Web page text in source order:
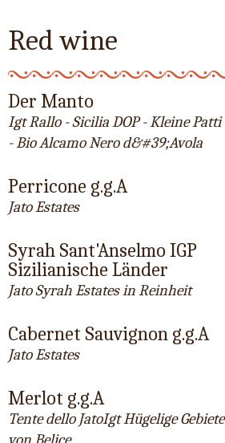
Red wine
Der Manto
Igt Rallo - Sicilia DOP - Kleine Patti
- Bio Alcamo Nero d&#39;Avola
Perricone g.g.A
Jato Estates
Syrah Sant'Anselmo IGP
Sizilianische Länder
Jato Syrah Estates in Reinheit
Cabernet Sauvignon g.g.A
Jato Estates
Merlot g.g.A
Tente dello JatoIgt Hügelige Gebiete